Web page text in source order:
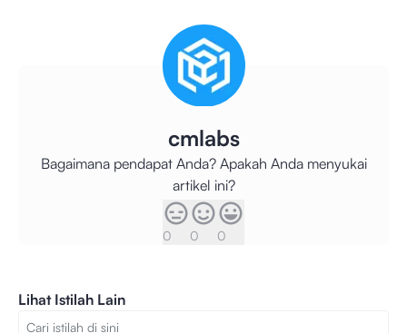
cmlabs
Bagaimana pendapat Anda? Apakah Anda menyukai
artikel ini?
0 0 0
Lihat Istilah Lain